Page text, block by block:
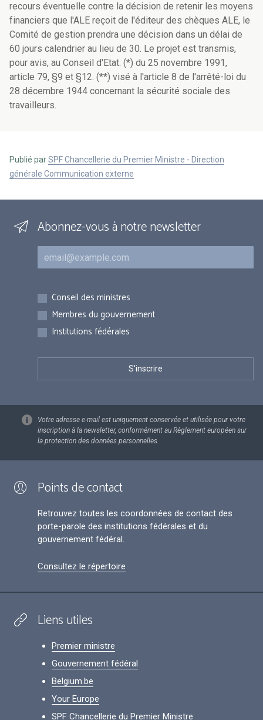
recours éventuelle contre la décision de retenir les moyens
financiers que l'ALE reçoit de l'éditeur des chèques ALE, le
Comité de gestion prendra une décision dans un délai de
60 jours calendrier au lieu de 30. Le projet est transmis,
pour avis, au Conseil d'Etat. (*) du 25 novembre 1991,
article 79, §9 et §12. (**) visé à l'article 8 de l'arrêté-loi du
28 décembre 1944 concernant la sécurité sociale des
travailleurs.
Publié parSPF Chancellerie du Premier Ministre - Direction
générale Communication externe
Abonnez-vous à notre newsletter
Courriel
Inscriptions
Conseil des ministres
Membres du gouvernement
Institutions fédérales
Votre adresse e-mail est uniquement conservée et utilisée pour votre
inscription à la newsletter, conformément au Règlement européen sur
la protection des données personnelles.
Points de contact
Retrouvez toutes les coordonnées de contact des
porte-parole des institutions fédérales et du
gouvernement fédéral.
Consultez le répertoire
Liens utiles
Premier ministre
Gouvernement fédéral
Belgium.be
Your Europe
SPF Chancellerie du Premier Ministre